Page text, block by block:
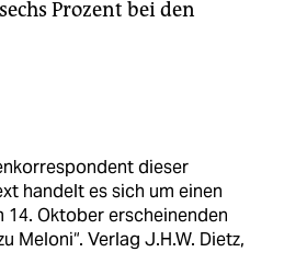
Prozent bei den
dieser
handelt es sich um einen
14. Oktober erscheinenden
Meloni“. Verlag J.H.W. Dietz,